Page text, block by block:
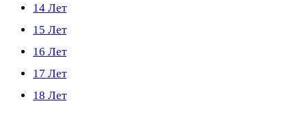
14 Лет
15 Лет
16 Лет
17 Лет
18 Лет